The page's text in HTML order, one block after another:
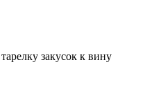
закусок к вину